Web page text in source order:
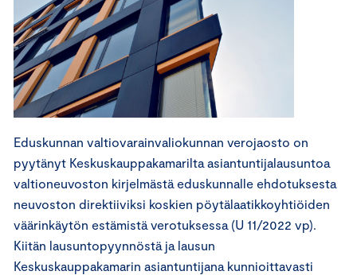
Eduskunnan valtiovarainvaliokunnan verojaosto on
pyytänyt Keskuskauppakamarilta asiantuntijalausuntoa
valtioneuvoston kirjelmästä eduskunnalle ehdotuksesta
neuvoston direktiiviksi koskien pöytälaatikkoyhtiöiden
väärinkäytön estämistä verotuksessa (U 11/2022 vp).
Kiitän lausuntopyynnöstä ja lausun
Keskuskauppakamarin asiantuntijana kunnioittavasti